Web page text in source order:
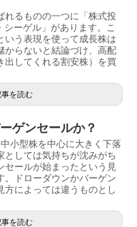
れるものの一つに「株式投
ーゲル」があります。こ
いう表現を使って成長株は
からないと結論づけ、高配
出してくれる割安株）を買
事を読む
ゲンセールか？
小型株を中心に大きく下落
としては気持ちが沈みがち
セールが始まったという見
。ドローダウンかバーゲン
方によっては違うものとし
事を読む